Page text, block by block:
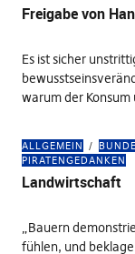
Freigabe von
Es ist sicher
warum der
ALLGEMEIN
PIRATENGEDANKEN
Landwirtschaft
„Bauern
fühlen, und